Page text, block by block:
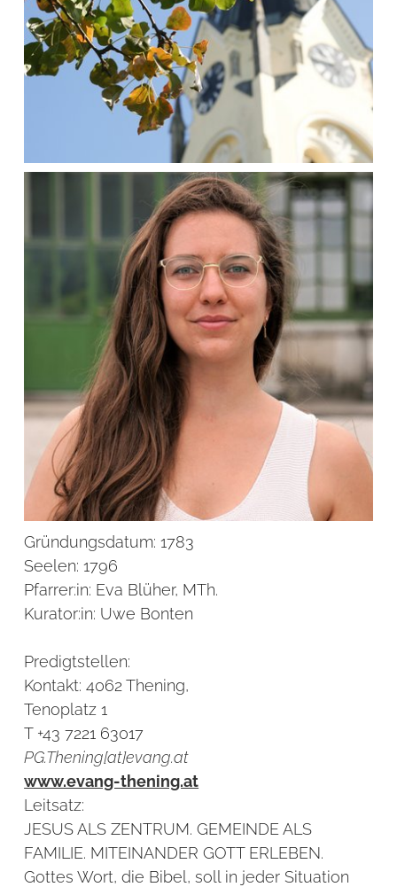
Gründungsdatum: 1783
Seelen: 1796
Pfarrer:in: Eva Blüher, MTh.
Kurator:in: Uwe Bonten
Predigtstellen:
Kontakt: 4062 Thening,
Tenoplatz 1
T +43 7221 63017
PG.Thening[at]evang.at
www.evang-thening.at
Leitsatz:
JESUS ALS ZENTRUM. GEMEINDE ALS
FAMILIE. MITEINANDER GOTT ERLEBEN.
Gottes Wort, die Bibel, soll in jeder Situation